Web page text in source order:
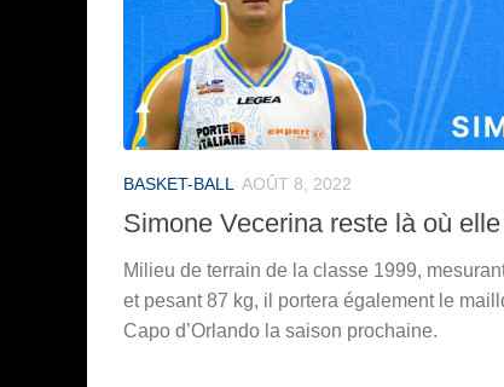
BASKET-BALL AOÛT 8, 2022
Simone Vecerina reste là où
Milieu de terrain de la classe 1999,
et pesant 87 kg, il portera également le
Capo d’Orlando la saison prochaine.